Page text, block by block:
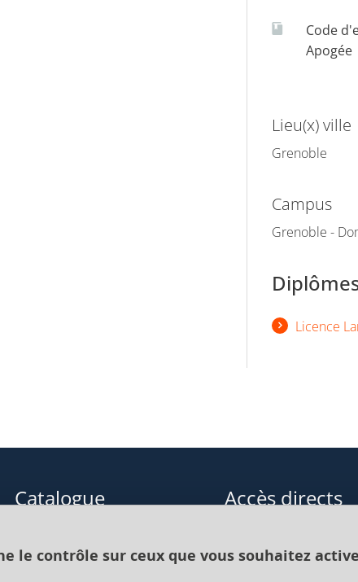
le contrôle sur ceux que vous souhaitez
Code
Apogée
Lieu(x) ville
Grenoble
Campus
Grenoble -
Licence
Catalogue Accès directs